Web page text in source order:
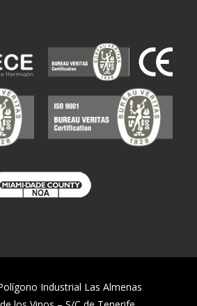
Industrial Las Almenas